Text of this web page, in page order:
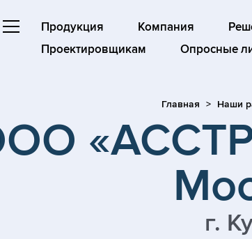
Продукция Компания
Проектировщикам
Опросные
Главная Наши
г.